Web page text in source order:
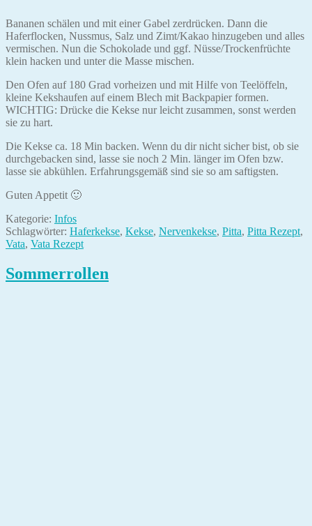
Bananen schälen und mit einer Gabel zerdrücken. Dann die
Haferflocken, Nussmus, Salz und Zimt/Kakao hinzugeben und alles
vermischen. Nun die Schokolade und ggf. Nüsse/Trockenfrüchte
klein hacken und unter die Masse mischen.
Den Ofen auf 180 Grad vorheizen und mit Hilfe von Teelöffeln,
kleine Kekshaufen auf einem Blech mit Backpapier formen.
WICHTIG: Drücke die Kekse nur leicht zusammen, sonst werden
sie zu hart.
Die Kekse ca. 18 Min backen. Wenn du dir nicht sicher bist, ob sie
durchgebacken sind, lasse sie noch 2 Min. länger im Ofen bzw.
lasse sie abkühlen. Erfahrungsgemäß sind sie so am saftigsten.
Guten Appetit 🙂
Kategorie: Infos
Schlagwörter: Haferkekse, Kekse, Nervenkekse, Pitta, Pitta Rezept,
Vata, Vata Rezept
Sommerrollen